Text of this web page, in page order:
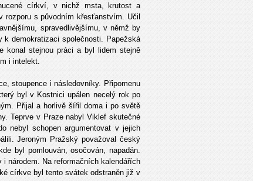
církví, v nichž msta, krutost a
s původním křesťanstvím. Učil
spravedlivějšímu, v němž by
demokratizaci společnosti. Papežská
konal stejnou práci a byl lidem stejně
i intelekt.
stoupence i následovníky. Připomenu
byl v Kostnici upálen necelý rok po
Přijal a horlivě šířil doma i po světě
Teprve v Praze nabyl Viklef skutečné
nebyl schopen argumentovat v jejich
Jeroným Pražský považoval český
byl pomlouván, osočován, napadán.
národem. Na reformačních kalendářích
církve byl tento svátek odstraněn již v